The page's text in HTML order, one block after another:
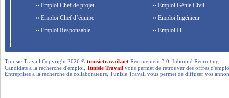
›› Emploi Chef de projet
›› Emploi Chef d’équipe
›› Emploi Responsable
›› Emploi Génie Civil
›› Emploi Ingénieur
›› Emploi IT
Tunisie Travail Copyright 2026 ©tunisietravail.net Recrutement 3.0, Inbound Recruiting .-
Candidats a la recherche d'emploi,Tunisie Travail vous permet de retrouver des offres
Entreprises a la recherche de collaborateurs, Tunisie Travail vous permet de diffuser vos